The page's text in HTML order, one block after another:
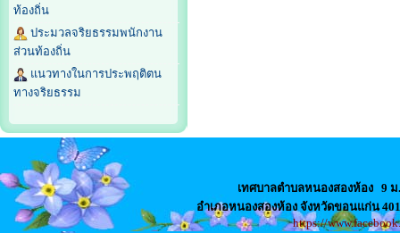
ท้องถิ่น
ประมวลจริยธรรมพนักงาน
ส่วนท้องถิ่น
แนวทางในการประพฤติตน
ทางจริยธรรม
เทศบาลตำบลหนองสองห้อง 9
อำเภอหนองสองห้อง จังหวัดขอนแก่น
https://